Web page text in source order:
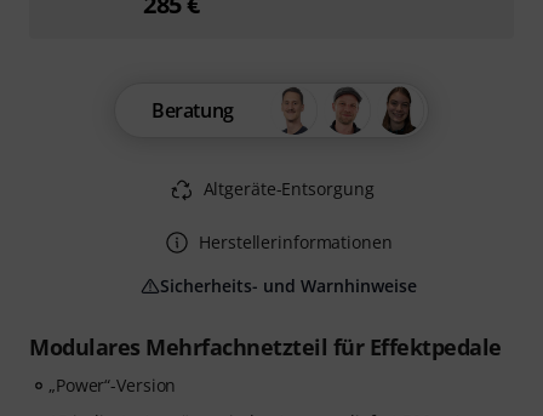
Modulares Mehrfachnetzteil für Effektpedale
„Power“-Version
Beratung
Altgeräte-Entsorgung
Herstellerinformationen
Sicherheits- und Warnhinweise